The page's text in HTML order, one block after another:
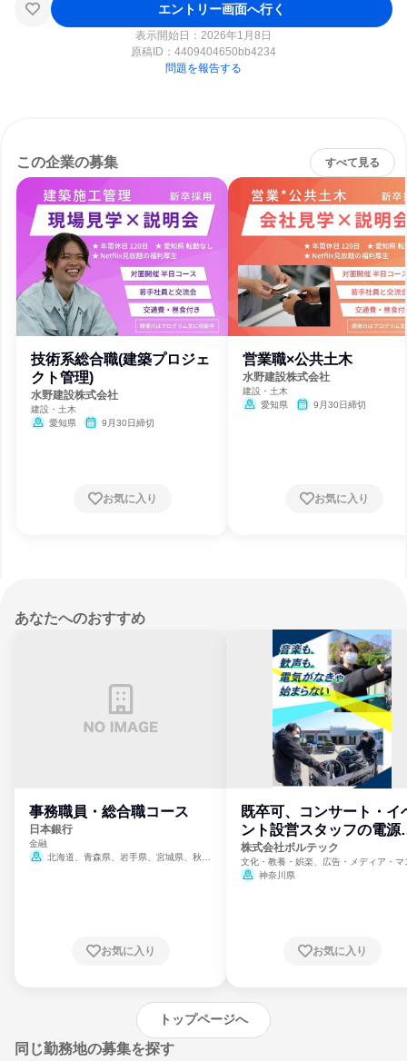
エントリー画面へ行く
表示開始日：2026年1月8日
原稿ID： 4409404650bb4234
問題を報告する
この企業の募集 すべて見る
技術系総合職(建築プロジェ
クト管理)
水野建設株式会社
建設・土木
愛知県
9月30日締切
お気に入り
営業職×公共土木
水野建設株式会社
建設・土木
愛知県
9月30日締切
お気に入り
あなたへのおすすめ
事務職員・総合職コース
日本銀行
金融
北海道、青森県、岩手県、宮城県、秋田
崎県、熊本県、大分県、宮崎県、鹿児島県、
お気に入り
既卒可、コンサート・イ
ント設営スタッフの電源
門
株式会社ボルテック
文化・教養・娯楽、広告・メディア・マ
ミ、電力・ガス・水道・エネルギー
神奈川県
お気に入り
トップページへ
同じ勤務地の募集を探す